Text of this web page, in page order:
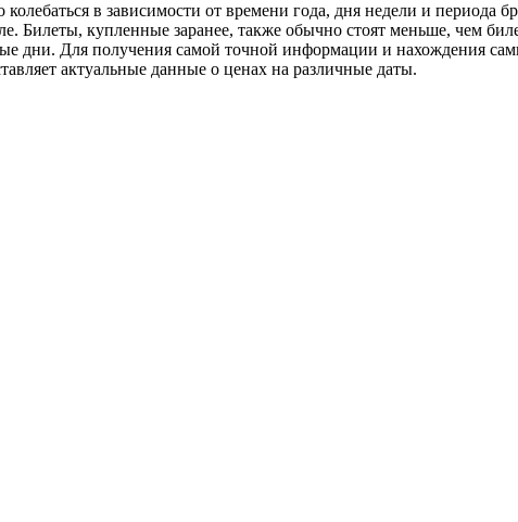
в зависимости от времени года, дня недели и периода
Билеты, купленные заранее, также обычно стоят меньше, чем
дни. Для получения самой точной информации и нахождения
актуальные данные о ценах на различные даты.